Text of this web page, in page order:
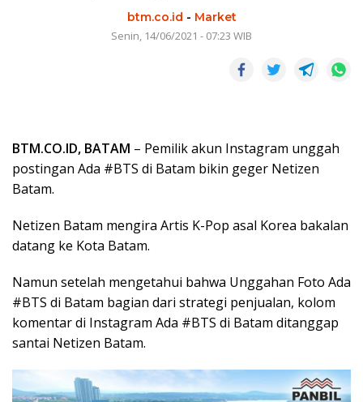
btm.co.id - Market
Senin, 14/06/2021 - 07:23 WIB
BTM.CO.ID, BATAM – Pemilik akun Instagram unggah
postingan Ada #BTS di Batam bikin geger Netizen
Batam.
Netizen Batam mengira Artis K-Pop asal Korea bakalan
datang ke Kota Batam.
Namun setelah mengetahui bahwa Unggahan Foto Ada
#BTS di Batam bagian dari strategi penjualan, kolom
komentar di Instagram Ada #BTS di Batam ditanggap
santai Netizen Batam.